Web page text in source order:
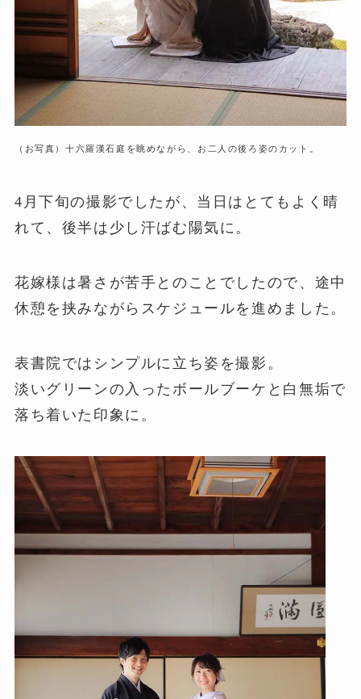
（お写真）十六羅漢石庭を眺めながら、お二人の後ろ姿のカット。
4月下旬の撮影でしたが、当日はとてもよく晴
れて、後半は少し汗ばむ陽気に。
花嫁様は暑さが苦手とのことでしたので、途中
休憩を挟みながらスケジュールを進めました。
表書院ではシンプルに立ち姿を撮影。
淡いグリーンの入ったボールブーケと白無垢で
落ち着いた印象に。